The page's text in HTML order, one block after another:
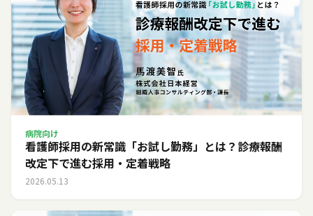
病院向け
看護師採用の新常識「お試し勤務」とは？診療報酬
改定下で進む採用・定着戦略
2026.05.13